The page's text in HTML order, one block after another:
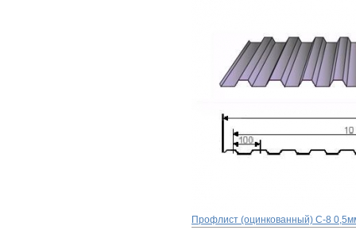
Профлист (оцинкованный) С-8